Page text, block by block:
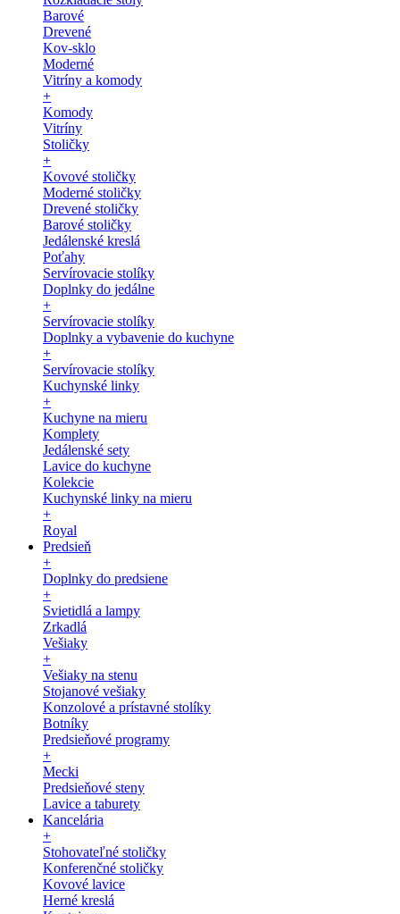
Barové
Drevené
Kov-sklo
Moderné
Vitríny a komody
+
Komody
Vitríny
Stoličky
+
Kovové stoličky
Moderné stoličky
Drevené stoličky
Barové stoličky
Jedálenské kreslá
Poťahy
Servírovacie stolíky
Doplnky do jedálne
+
Servírovacie stolíky
Doplnky a vybavenie do kuchyne
+
Servírovacie stolíky
Kuchynské linky
+
Kuchyne na mieru
Komplety
Jedálenské sety
Lavice do kuchyne
Kolekcie
Kuchynské linky na mieru
+
Royal
Predsieň
+
Doplnky do predsiene
+
Svietidlá a lampy
Zrkadlá
Vešiaky
+
Vešiaky na stenu
Stojanové vešiaky
Konzolové a prístavné stolíky
Botníky
Predsieňové programy
+
Mecki
Predsieňové steny
Lavice a taburety
Kancelária
+
Stohovateľné stoličky
Konferenčné stoličky
Kovové lavice
Herné kreslá